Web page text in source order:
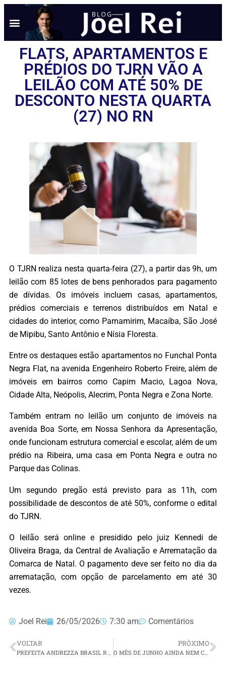
FLATS, APARTAMENTOS E
PRÉDIOS DO TJRN VÃO A
LEILÃO COM ATÉ 50% DE
DESCONTO NESTA QUARTA
(27) NO RN
O TJRN realiza nesta quarta-feira (27), a partir das 9h, um
leilão com 85 lotes de bens penhorados para pagamento
de dívidas. Os imóveis incluem casas, apartamentos,
prédios comerciais e terrenos distribuídos em Natal e
cidades do interior, como Parnamirim, Macaíba, São José
de Mipibu, Santo Antônio e Nísia Floresta.
Entre os destaques estão apartamentos no Funchal Ponta
Negra Flat, na avenida Engenheiro Roberto Freire, além de
imóveis em bairros como Capim Macio, Lagoa Nova,
Cidade Alta, Neópolis, Alecrim, Ponta Negra e Zona Norte.
Também entram no leilão um conjunto de imóveis na
avenida Boa Sorte, em Nossa Senhora da Apresentação,
onde funcionam estrutura comercial e escolar, além de um
prédio na Ribeira, uma casa em Ponta Negra e outra no
Parque das Colinas.
Um segundo pregão está previsto para as 11h, com
possibilidade de descontos de até 50%, conforme o edital
do TJRN.
O leilão será online e presidido pelo juiz Kennedi de
Oliveira Braga, da Central de Avaliação e Arrematação da
Comarca de Natal. O pagamento deve ser feito no dia da
arrematação, com opção de parcelamento em até 30
vezes.
Joel Rei 26/05/2026 7:30 am Comentários
VOLTAR
PREFEITA ANDREZZA BRASIL RECEBE PRÉ-CANDIDATO ALLYSON BEZERRA E LIDERANÇAS EM SÍTIO NOVO
PRÓXIMO
O MÊS DE JUNHO AINDA NEM CHEGOU, MAS JÁ FERVEU!